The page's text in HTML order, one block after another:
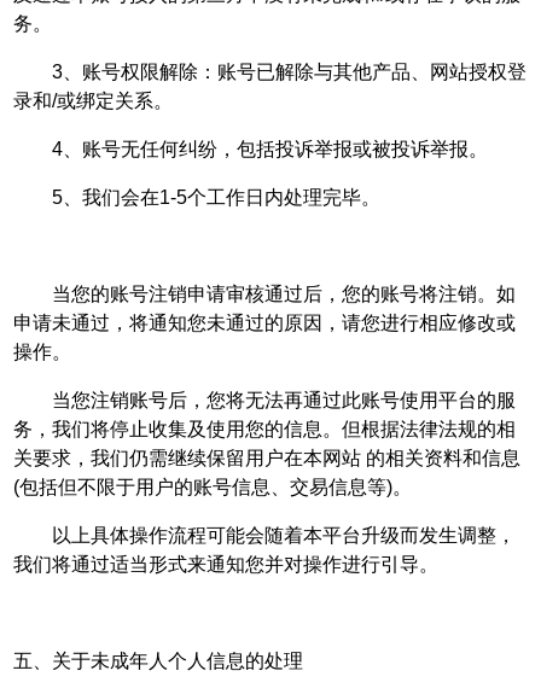
务。
3、账号权限解除：账号已解除与其他产品、网站授权登
录和/或绑定关系。
4、账号无任何纠纷，包括投诉举报或被投诉举报。
5、我们会在1-5个工作日内处理完毕。
当您的账号注销申请审核通过后，您的账号将注销。如
申请未通过，将通知您未通过的原因，请您进行相应修改或
操作。
当您注销账号后，您将无法再通过此账号使用平台的服
务，我们将停止收集及使用您的信息。但根据法律法规的相
关要求，我们仍需继续保留用户在本网站 的相关资料和信息
(包括但不限于用户的账号信息、交易信息等)。
以上具体操作流程可能会随着本平台升级而发生调整，
我们将通过适当形式来通知您并对操作进行引导。
五、关于未成年人个人信息的处理